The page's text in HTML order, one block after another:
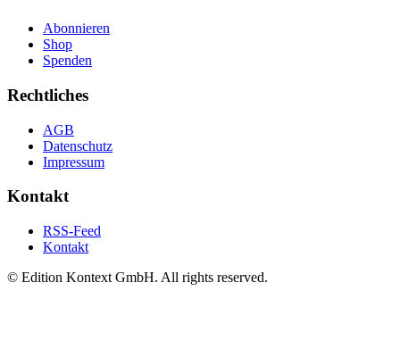
Abonnieren
Shop
Spenden
Rechtliches
AGB
Datenschutz
Impressum
Kontakt
RSS-Feed
Kontakt
© Edition Kontext GmbH. All rights reserved.